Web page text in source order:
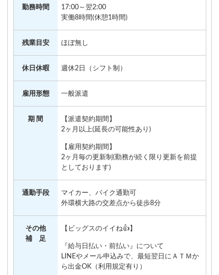
勤務時間
17:00～翌2:00
実働8時間(休憩1時間)
残業目安 ほぼ無し
休日休暇 週休2日（シフト制）
雇用形態 一般派遣
期 間
【派遣契約期間】
2ヶ月以上(延長の可能性あり)
【雇用契約期間】
2ヶ月毎の更新制(勤務が続く限り更新を前提
としております)
通勤手段
マイカー、バイク通勤可
外環横大路の交差点から徒歩8分
その他
補 足
【ビッグスのイイね👍】
『給与日払い・前払い』について
LINEやメール申込みで、最短翌日にＡＴＭか
ら出金OK（利用規定有り）